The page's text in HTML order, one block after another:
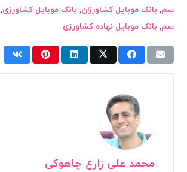
سم, بانک موبایل کشاورزان, بانک موبایل کشاورزی,
سم, بانک موبایل نهاده کشاورزی
محمد علی زارع چاهوکی